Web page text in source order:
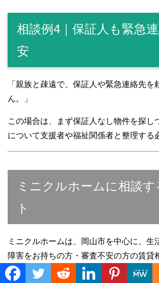
相談例4｜保証人も緊急
安
「親族と疎遠で、保証人や緊急連絡先を
ん。」
この場合は、まず保証人なし物件を探し
について支援者や福祉関係者と整理する
ミニクルホームに相談す
ト
ミニクルホームは、岡山市を中心に、生
障害をお持ちの方・審査不安の方の賃貸
ます。